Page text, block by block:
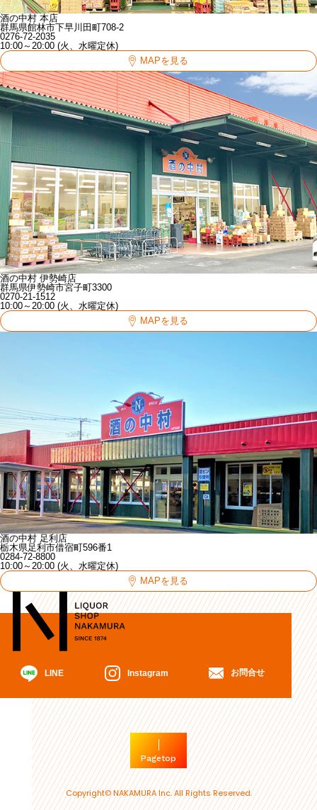
酒の中村 本店
群馬県館林市下早川田町708-2
0276-72-2035
10:00～20:00 (火、水曜定休)
MAPを見る
酒の中村 伊勢崎店
群馬県伊勢崎市宮子町3300
0270-21-1512
10:00～20:00 (火、水曜定休)
MAPを見る
酒の中村 足利店
栃木県足利市借宿町596番1
0284-72-8800
10:00～20:00 (火、水曜定休)
MAPを見る
LINE Instagram お問合せ
Pagetop
Copyright© NAKAMURA Inc. All Rights Reserved.